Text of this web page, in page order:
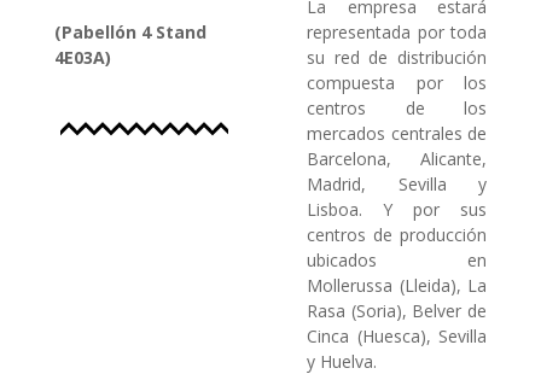
(Pabellón 4 Stand
4E03A)
La empresa estará
representada por toda
su red de distribución
compuesta por los
centros de los
mercados centrales de
Barcelona, Alicante,
Madrid, Sevilla y
Lisboa. Y por sus
centros de producción
ubicados en
Mollerussa (Lleida), La
Rasa (Soria), Belver de
Cinca (Huesca), Sevilla
y Huelva.